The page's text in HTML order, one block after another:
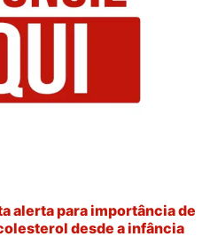
alerta para importância de
desde a infância